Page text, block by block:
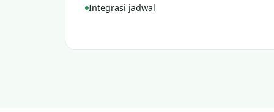
Integrasi jadwal